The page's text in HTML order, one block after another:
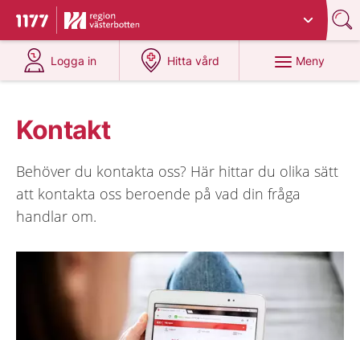
Till startsidan för 1177
Du har valt region
Logga in
på 1177.se
Hitta vård
på 1177.se
Meny
Kontakt
Behöver du kontakta oss? Här hittar du olika sätt
att kontakta oss beroende på vad din fråga
handlar om.